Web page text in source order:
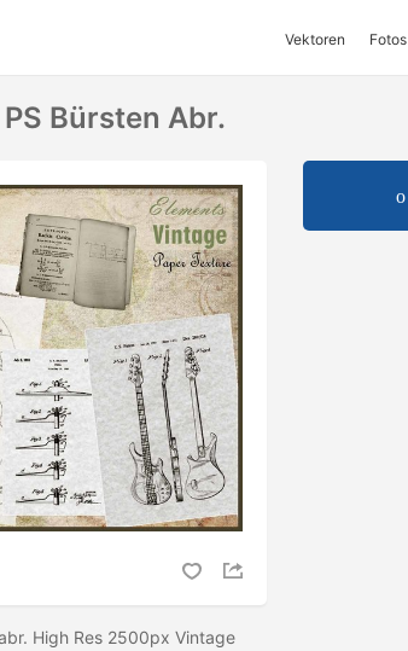
Vektoren Fotos
Bürsten Abr.
High Res 2500px Vintage